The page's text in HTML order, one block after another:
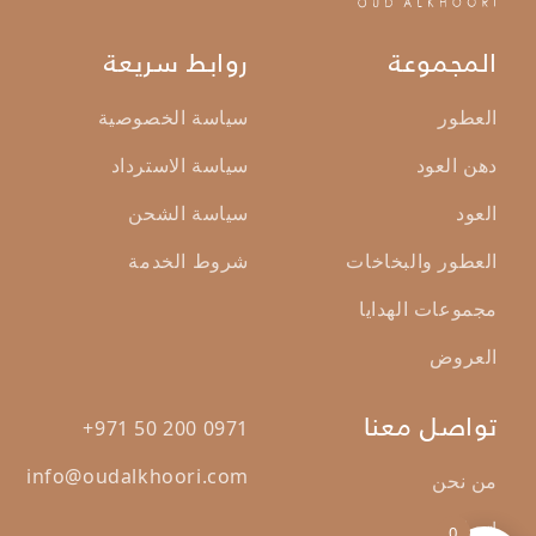
المجموعة
العطور
دهن العود
العود
العطور والبخاخات
مجموعات الهدايا
العروض
روابط سريعة
سياسة الخصوصية
سياسة الاسترداد
سياسة الشحن
شروط الخدمة
تواصل معنا
من نحن
اتصال
+971 50 200 0971
info@oudalkhoori.com